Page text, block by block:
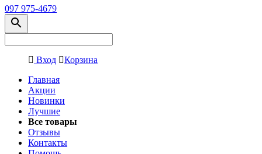
097 975-4679
Вход
Корзина
Главная
Акции
Новинки
Лучшие
Все товары
Отзывы
Контакты